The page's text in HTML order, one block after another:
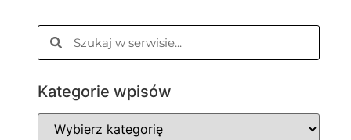
Kategorie wpisów